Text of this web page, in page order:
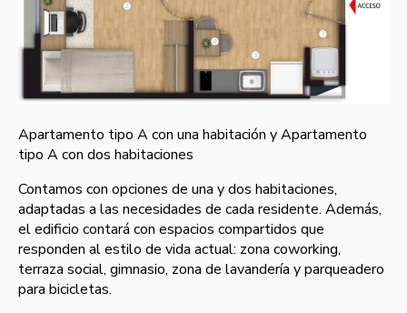
Apartamento tipo A con una habitación y Apartamento
tipo A con dos habitaciones
Contamos con opciones de una y dos habitaciones,
adaptadas a las necesidades de cada residente. Además,
el edificio contará con espacios compartidos que
responden al estilo de vida actual: zona coworking,
terraza social, gimnasio, zona de lavandería y parqueadero
para bicicletas.